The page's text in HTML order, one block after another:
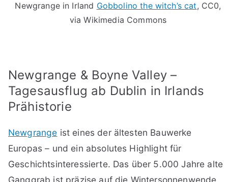
Newgrange in Irland Gobbolino the witch’s cat, CC0,
via Wikimedia Commons
Newgrange & Boyne Valley –
Tagesausflug ab Dublin in Irlands
Prähistorie
Newgrange ist eines der ältesten Bauwerke
Europas – und ein absolutes Highlight für
Geschichtsinteressierte. Das über 5.000 Jahre alte